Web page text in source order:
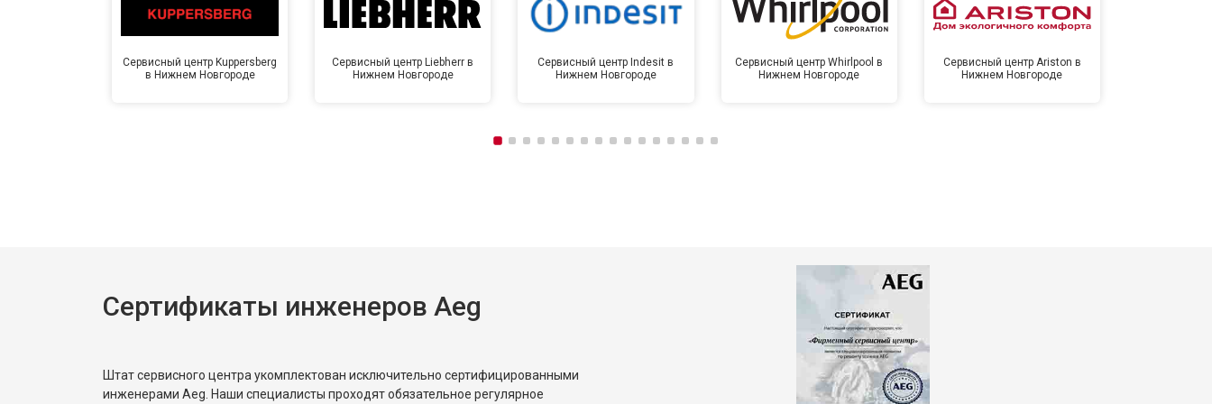
Сервисный центр Kuppersberg
в Нижнем Новгороде
Сервисный центр Liebherr в
Нижнем Новгороде
Сервисный центр Indesit в
Нижнем Новгороде
Сервисный центр Whirlpool в
Нижнем Новгороде
Сервисный центр Ariston в
Нижнем Новгороде
Сертификаты инженеров Aeg
Штат сервисного центра укомплектован исключительно сертифицированными
инженерами Aeg. Наши специалисты проходят обязательное регулярное